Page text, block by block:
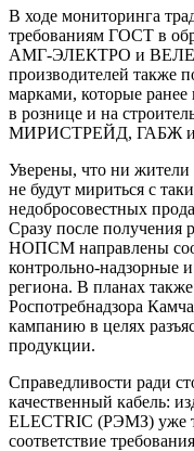
В ходе мониторинга
требованиям ГОСТ в
АМГ-ЭЛЕКТРО и
производителей также
марками, которые
в рознице и на
МИРИСТРЕЙД, ГАБЖ
Уверены, что ни жители
не будут мириться с
недобросовестных
Сразу после получения
НОПСМ направлены
контрольно-надзорные
региона. В планах
Роспотребнадзора
кампанию в целях
продукции.
Справедливости ради
качественный кабель:
ELECTRIC (РЭМЗ) уже
соответствие